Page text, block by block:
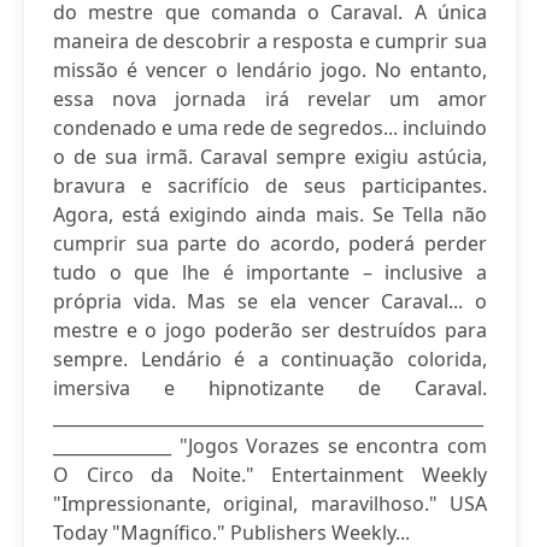
do mestre que comanda o Caraval. A única
maneira de descobrir a resposta e cumprir sua
missão é vencer o lendário jogo. No entanto,
essa nova jornada irá revelar um amor
condenado e uma rede de segredos... incluindo
o de sua irmã. Caraval sempre exigiu astúcia,
bravura e sacrifício de seus participantes.
Agora, está exigindo ainda mais. Se Tella não
cumprir sua parte do acordo, poderá perder
tudo o que lhe é importante – inclusive a
própria vida. Mas se ela vencer Caraval... o
mestre e o jogo poderão ser destruídos para
sempre. Lendário é a continuação colorida,
imersiva e hipnotizante de Caraval.
______________ "Jogos Vorazes se encontra com
O Circo da Noite." Entertainment Weekly
"Impressionante, original, maravilhoso." USA
Today "Magnífico." Publishers Weekly...